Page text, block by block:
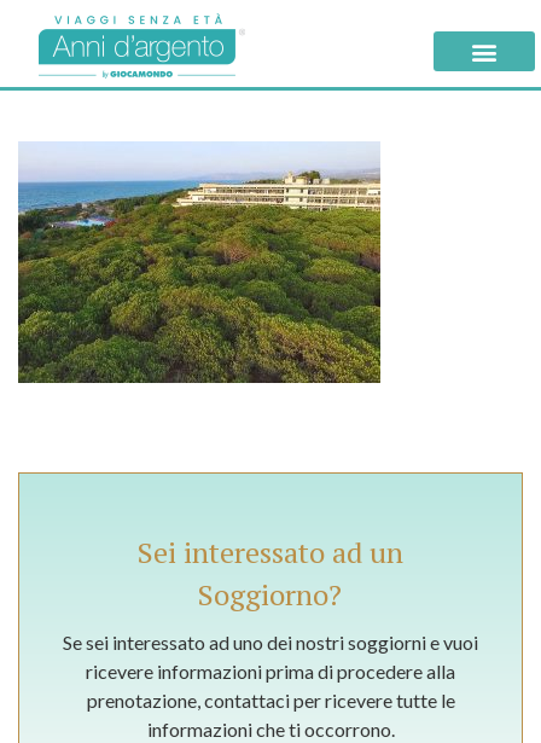
Sei interessato ad un
Soggiorno?
Se sei interessato ad uno dei nostri soggiorni e vuoi
ricevere informazioni prima di procedere alla
prenotazione, contattaci per ricevere tutte le
informazioni che ti occorrono.